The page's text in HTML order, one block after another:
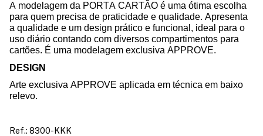
A modelagem da PORTA CARTÃO é uma ótima escolha
para quem precisa de praticidade e qualidade. Apresenta
a qualidade e um design prático e funcional, ideal para o
uso diário contando com diversos compartimentos para
cartões. É uma modelagem exclusiva APPROVE.
DESIGN
Arte exclusiva APPROVE aplicada em técnica em baixo
relevo.
Ref.: 8300-KKK